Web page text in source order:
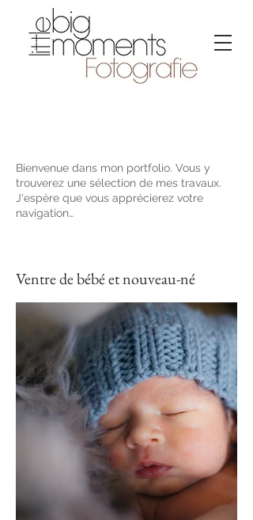
Bienvenue dans mon portfolio. Vous y
trouverez une sélection de mes travaux.
J'espère que vous apprécierez votre
navigation…
Ventre de bébé et nouveau-né